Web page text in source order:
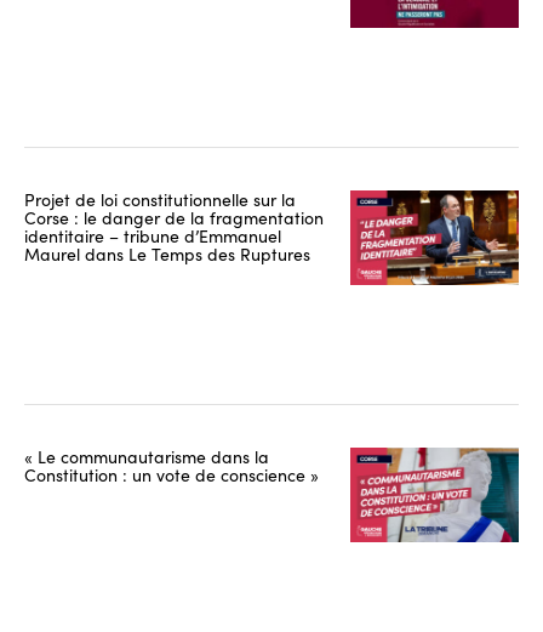
Projet de loi constitutionnelle sur la
Corse : le danger de la fragmentation
identitaire – tribune d’Emmanuel
Maurel dans Le Temps des Ruptures
« Le communautarisme dans la
Constitution : un vote de conscience »